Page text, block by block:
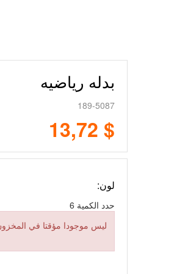
بدله رياضيه
189-5087
$ 13,72
لون:
حدد الكمية
ليس موجودا مؤقتا في